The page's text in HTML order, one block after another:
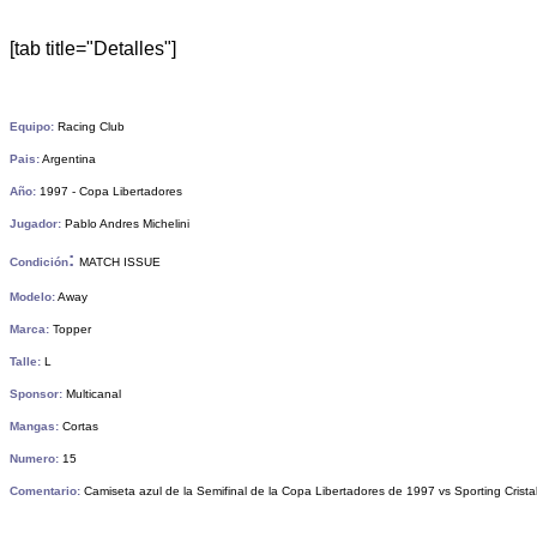
[tab title="Detalles"]
Equipo: Racing Club
Pais:Argentina
Año: 1997 - Copa Libertadores
Jugador: Pablo Andres Michelini
Condición: MATCH ISSUE
Modelo:Away
Marca: Topper
Talle: L
Sponsor: Multicanal
Mangas: Cortas
Numero: 15
Comentario: Camiseta azul de la Semifinal de la Copa Libertadores de 1997 vs Sporting